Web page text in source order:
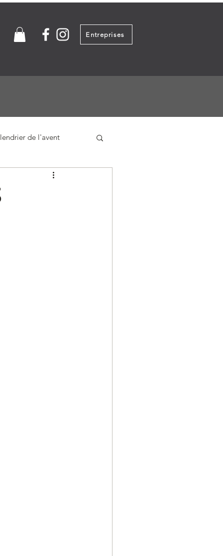
Entreprises
de l'avent